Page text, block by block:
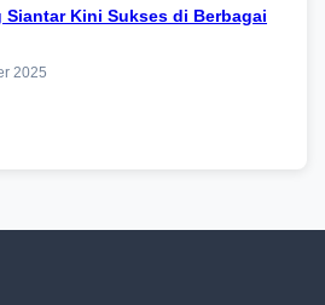
Siantar Kini Sukses di Berbagai
2025